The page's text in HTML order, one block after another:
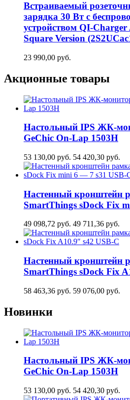
Встраиваемый
зарядка 30 Вт c
устройством QI-
Square Version
23 990,00 руб.
Акционные товары
Настольный IPS ЖК-
GeСhic On-Lap 1503H
53 130,00 руб. 54 420,30 руб.
Настенный кронштейн
SmartThings sDock Fix
49 098,72 руб. 49 711,36 руб.
Настенный кронштейн
SmartThings sDock Fix
58 463,36 руб. 59 076,00 руб.
Новинки
Настольный IPS ЖК-
GeСhic On-Lap 1503H
53 130,00 руб. 54 420,30 руб.